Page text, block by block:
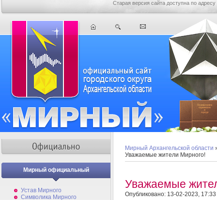
Старая версия сайта доступна по адресу
Мирный официальный
Устав Мирного
Символика Мирного
Мирный Архангельской области
Уважаемые жители Мирного!
Уважаемые
Опубликовано: 13-02-2023, 17:33